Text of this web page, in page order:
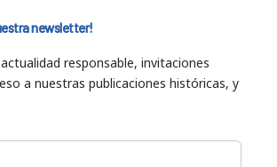
newsletter!
responsable, invitaciones
a nuestras publicaciones históricas, y